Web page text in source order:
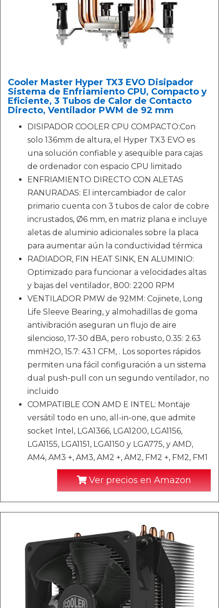
Cooler Master Hyper TX3 EVO Disipador
Sistema de Enfriamiento CPU, Compacto y
Eficiente, 3 Tubos de Calor de Contacto
Directo, Ventilador PWM de 92 mm
DISIPADOR COOLER CPU COMPACTO:Con
solo 136mm de altura, el Hyper TX3 EVO es
una solución confiable y asequible para cajas
de ordenador con espacio CPU limitado
ENFRIAMIENTO DIRECTO CON ALETAS
RANURADAS: El intercambiador de calor
primario cuenta con 3 tubos de calor de cobre
incrustados, Ø6 mm, en matriz plana e incluye
aletas de aluminio adicionales sobre la placa
para aumentar aún la conductividad térmica
RADIADOR, FIN HEAT SINK, EN ALUMINIO:
Optimizado para funcionar a velocidades altas
y bajas del ventilador, 800: 2200 RPM
VENTILADOR PMW de 92MM: Cojinete, Long
Life Sleeve Bearing, y almohadillas de goma
antivibración aseguran un flujo de aire
silencioso, 17-30 dBA, pero robusto, 0.35: 2.63
mmH2O, 15.7: 43.1 CFM, . Los soportes rápidos
permiten una fácil configuración a un sistema
dual push-pull con un segundo ventilador, no
incluido
COMPATIBLE CON AMD E INTEL: Montaje
versátil todo en uno, all-in-one, que admite
socket Intel, LGA1366, LGA1200, LGA1156,
LGA1155, LGA1151, LGA1150 y LGA775, y AMD,
AM4, AM3 +, AM3, AM2 +, AM2, FM2 +, FM2, FM1
Ver precios en Amazon